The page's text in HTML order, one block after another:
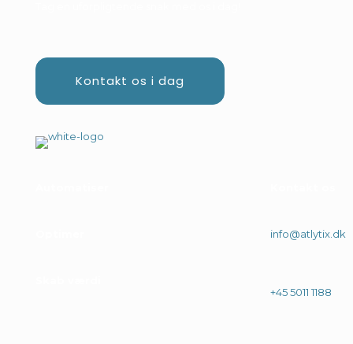
Kontakt os i dag
info@atlytix.dk
+45 5011 1188